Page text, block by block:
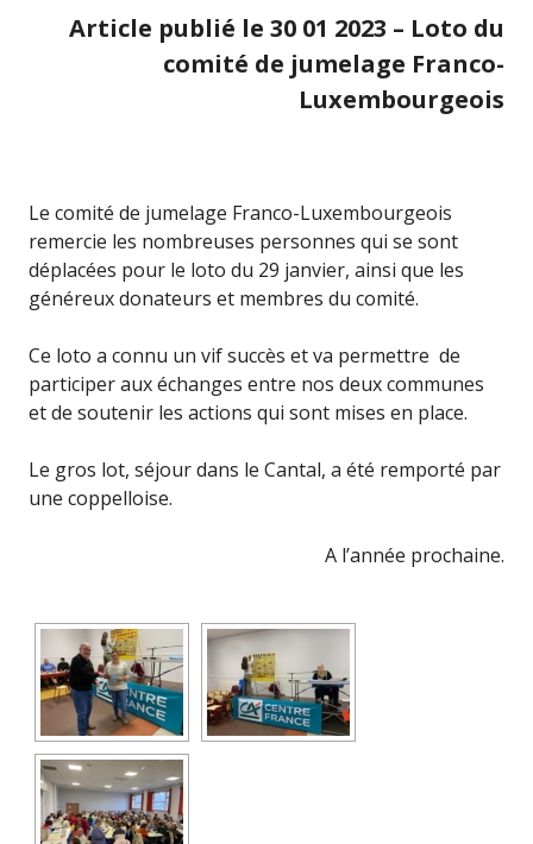
Article publié le 30 01 2023 – Loto du
comité de jumelage Franco-
Luxembourgeois
Le comité de jumelage Franco-Luxembourgeois
remercie les nombreuses personnes qui se sont
déplacées pour le loto du 29 janvier, ainsi que les
généreux donateurs et membres du comité.
Ce loto a connu un vif succès et va permettre de
participer aux échanges entre nos deux communes
et de soutenir les actions qui sont mises en place.
Le gros lot, séjour dans le Cantal, a été remporté par
une coppelloise.
A l’année prochaine.